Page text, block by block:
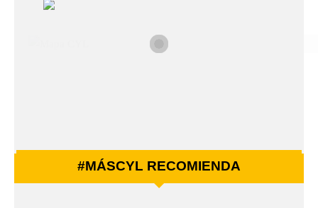
#MÁSCYL RECOMIENDA